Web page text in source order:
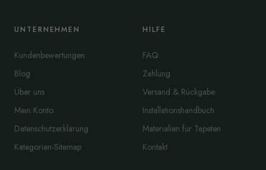
UNTERNEHMEN
Kundenbewertungen
Blog
Über uns
Mein Konto
Datenschutzerklärung
Kategorien-Sitemap
HILFE
FAQ
Zahlung
Versand & Rückgabe
Installationshandbuch
Materialien für Tapeten
Kontakt